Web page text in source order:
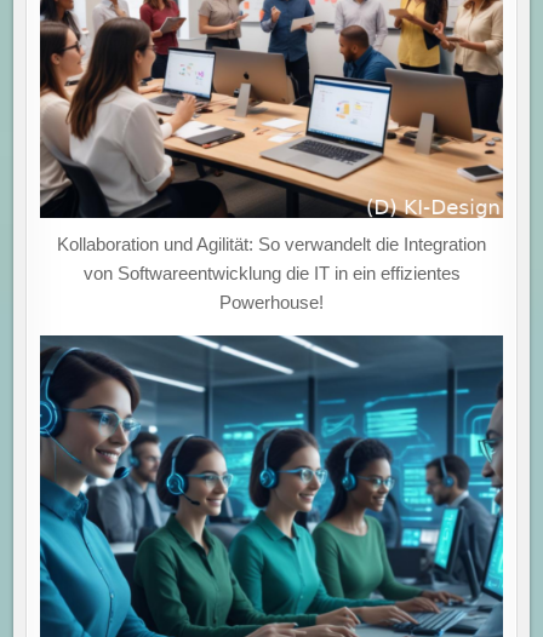
Kollaboration und Agilität: So verwandelt die Integration
von Softwareentwicklung die IT in ein effizientes
Powerhouse!